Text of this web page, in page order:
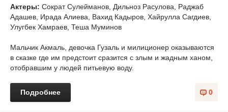
Актеры: Сократ Сулейманов, Дильноз Расулова, Раджаб
Адашев, Ирада Алиева, Вахид Кадыров, Хайрулла Сагдиев,
Улугбек Хамраев, Теша Муминов
Мальчик Акмаль, девочка Гузаль и милиционер оказываются
в сказке где им предстоит сразится с злым и жадным ханом,
отобравшим у людей питьевую воду.
0
Подробнее